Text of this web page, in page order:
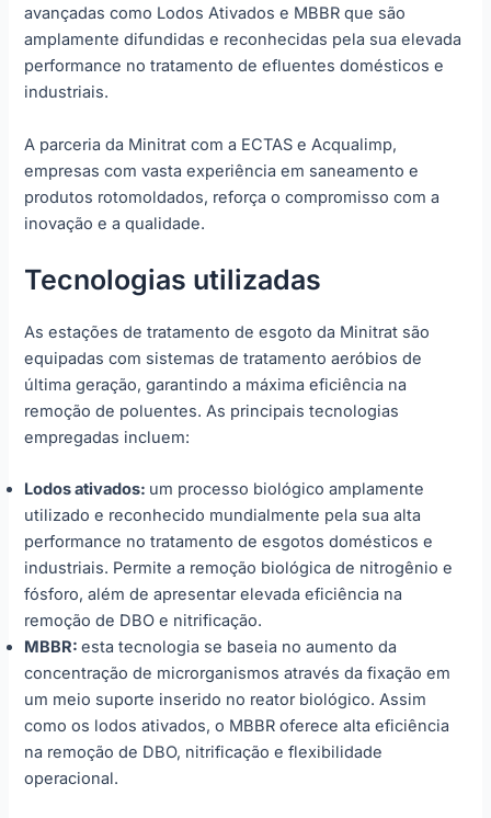
avançadas como Lodos Ativados e MBBR que são
amplamente difundidas e reconhecidas pela sua elevada
performance no tratamento de efluentes domésticos e
industriais.
A parceria da Minitrat com a ECTAS e Acqualimp,
empresas com vasta experiência em saneamento e
produtos rotomoldados, reforça o compromisso com a
inovação e a qualidade.
Tecnologias utilizadas
As estações de tratamento de esgoto da Minitrat são
equipadas com sistemas de tratamento aeróbios de
última geração, garantindo a máxima eficiência na
remoção de poluentes. As principais tecnologias
empregadas incluem:
Lodos ativados: um processo biológico amplamente
utilizado e reconhecido mundialmente pela sua alta
performance no tratamento de esgotos domésticos e
industriais. Permite a remoção biológica de nitrogênio e
fósforo, além de apresentar elevada eficiência na
remoção de DBO e nitrificação.
MBBR:esta tecnologia se baseia no aumento da
concentração de microrganismos através da fixação em
um meio suporte inserido no reator biológico. Assim
como os lodos ativados, o MBBR oferece alta eficiência
na remoção de DBO, nitrificação e flexibilidade
operacional.